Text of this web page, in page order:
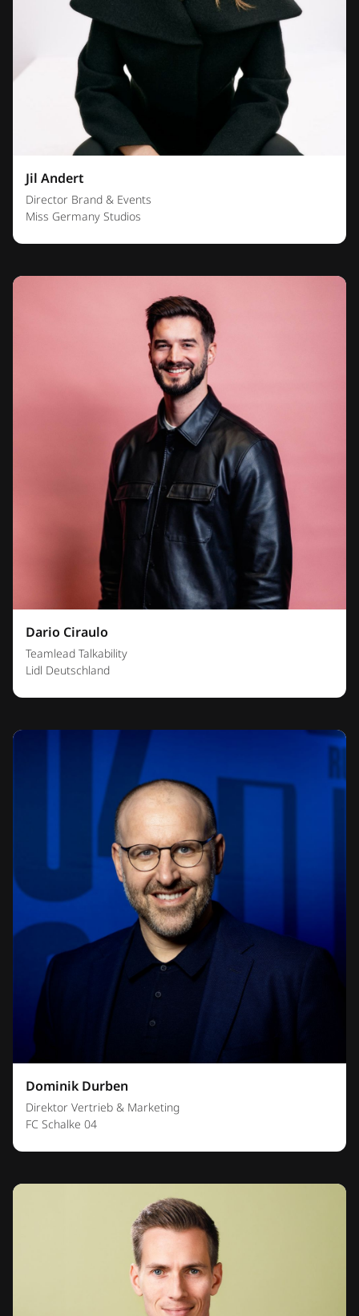
Jil Andert
Director Brand & Events
Miss Germany Studios
Dario Ciraulo
Teamlead Talkability
Lidl Deutschland
Dominik Durben
Direktor Vertrieb & Marketing
FC Schalke 04